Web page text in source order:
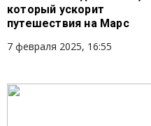
который ускорит
путешествия на Марс
7 февраля 2025, 16:55